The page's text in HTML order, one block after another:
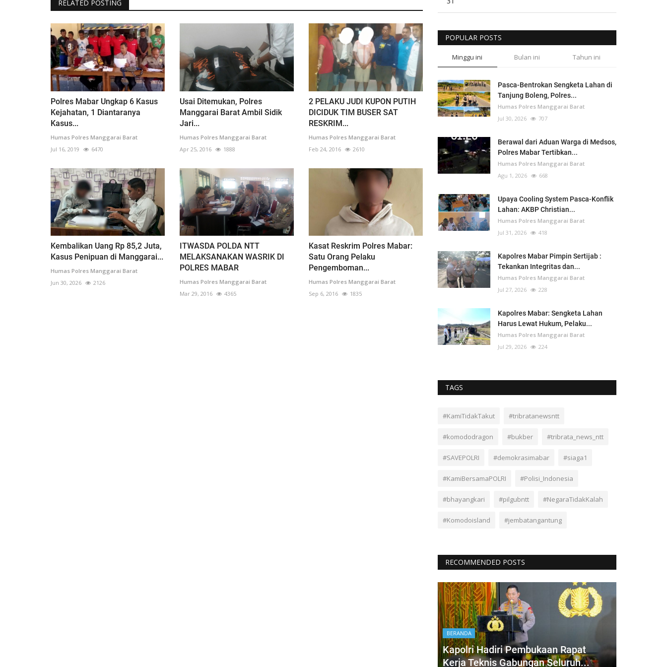
RELATED POSTING
Polres Mabar Ungkap 6 Kasus
Kejahatan, 1 Diantaranya
Kasus...
Humas Polres Manggarai Barat
Jul 16, 2019
6470
Usai Ditemukan, Polres
Manggarai Barat Ambil Sidik
Jari...
Humas Polres Manggarai Barat
Apr 25, 2016
1888
2 PELAKU JUDI KUPON PUTIH
DICIDUK TIM BUSER SAT
RESKRIM...
Humas Polres Manggarai Barat
Feb 24, 2016
2610
Kembalikan Uang Rp 85,2 Juta,
Kasus Penipuan di Manggarai...
Humas Polres Manggarai Barat
Jun 30, 2026
2126
ITWASDA POLDA NTT
MELAKSANAKAN WASRIK DI
POLRES MABAR
Humas Polres Manggarai Barat
Mar 29, 2016
4365
Kasat Reskrim Polres Mabar:
Satu Orang Pelaku
Pengemboman...
Humas Polres Manggarai Barat
Sep 6, 2016
1835
POPULAR POSTS
Minggu ini Bulan ini Tahun ini
Pasca-Bentrokan Sengketa Lahan di
Tanjung Boleng, Polres...
Humas Polres Manggarai Barat
Jul 30, 2026
707
Berawal dari Aduan Warga di Medsos,
Polres Mabar Tertibkan...
Humas Polres Manggarai Barat
Agu 1, 2026
668
Upaya Cooling System Pasca-Konflik
Lahan: AKBP Christian...
Humas Polres Manggarai Barat
Jul 31, 2026
418
Kapolres Mabar Pimpin Sertijab :
Tekankan Integritas dan...
Humas Polres Manggarai Barat
Jul 27, 2026
228
Kapolres Mabar: Sengketa Lahan
Harus Lewat Hukum, Pelaku...
Humas Polres Manggarai Barat
Jul 29, 2026
224
TAGS
#KamiTidakTakut #tribratanewsntt
#komododragon #bukber #tribrata_news_ntt
#SAVEPOLRI #demokrasimabar #siaga1
#KamiBersamaPOLRI #Polisi_Indonesia
#bhayangkari #pilgubntt #NegaraTidakKalah
#Komodoisland #jembatangantung
RECOMMENDED POSTS
BERANDA
Kapolri Hadiri Pembukaan Rapat
Kerja Teknis Gabungan Seluruh...